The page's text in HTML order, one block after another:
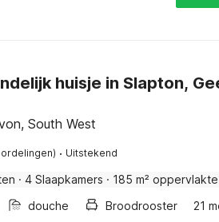
huisje in Slapton,
South West
· Uitstekend
· 4 Slaapkamers · 185 m² oppervlakte
douche Broodrooster
21